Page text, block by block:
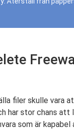
filer skulle vara
har stor chans
som är kapabel